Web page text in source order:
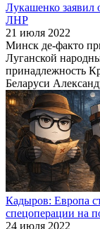
Лукашенко
ЛНР
21 июля 2022
Минск де-факто
Луганской
принадлежность
Беларуси
Кадыров: Европа
спецоперации на
24 июля 2022